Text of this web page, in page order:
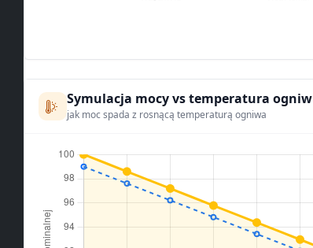
Symulacja mocy vs temperatura ogniw
jak moc spada z rosnącą temperaturą ogniwa